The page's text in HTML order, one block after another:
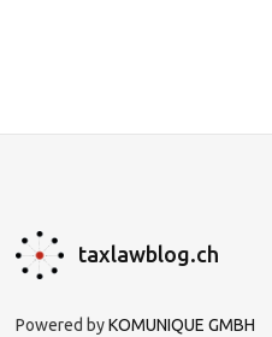
taxlawblog.ch
Powered byKOMUNIQUE GMBH